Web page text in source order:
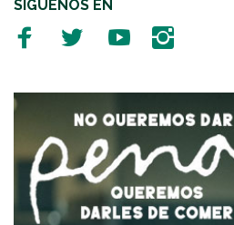
SÍGUENOS EN